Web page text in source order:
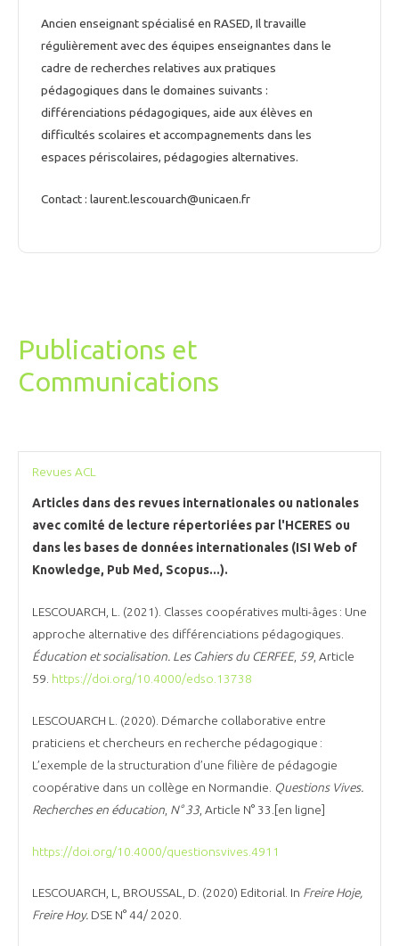
Ancien enseignant spécialisé en RASED, Il travaille
régulièrement avec des équipes enseignantes dans le
cadre de recherches relatives aux pratiques
pédagogiques dans le domaines suivants :
différenciations pédagogiques, aide aux élèves en
difficultés scolaires et accompagnements dans les
espaces périscolaires, pédagogies alternatives.
Contact : laurent.lescouarch@unicaen.fr
Publications et
Communications
Revues ACL
Articles dans des revues internationales ou nationales
avec comité de lecture répertoriées par l'HCERES ou
dans les bases de données internationales (ISI Web of
Knowledge, Pub Med, Scopus...).
LESCOUARCH, L. (2021). Classes coopératives multi-âges : Une
approche alternative des différenciations pédagogiques.
Éducation et socialisation. Les Cahiers du CERFEE, 59, Article
59. https://doi.org/10.4000/edso.13738
LESCOUARCH L. (2020). Démarche collaborative entre
praticiens et chercheurs en recherche pédagogique :
L’exemple de la structuration d’une filière de pédagogie
coopérative dans un collège en Normandie. Questions Vives.
Recherches en éducation N° 33 , Article N° 33.[en ligne]
https://doi.org/10.4000/questionsvives.4911
LESCOUARCH, L, BROUSSAL, D. (2020) Editorial. In Freire Hoje,
Freire Hoy. DSE N° 44/ 2020.